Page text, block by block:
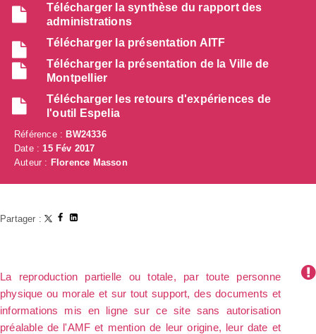
Télécharger la synthèse du rapport des
administrations
Télécharger la présentation AITF
Télécharger la présentation de la Ville de
Montpellier
Télécharger les retours d'expériences de
l'outil Espelia
Référence :BW24336
Date : 15 Fév 2017
Auteur : Florence Masson
Partager :
La reproduction partielle ou totale, par toute personne
physique ou morale et sur tout support, des documents et
informations mis en ligne sur ce site sans autorisation
préalable de l'AMF et mention de leur origine, leur date et